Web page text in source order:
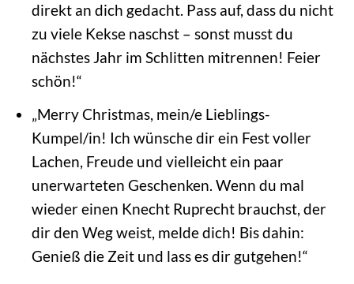
direkt an dich gedacht. Pass auf, dass du nicht
zu viele Kekse naschst – sonst musst du
nächstes Jahr im Schlitten mitrennen! Feier
schön!“
„Merry Christmas, mein/e Lieblings-
Kumpel/in! Ich wünsche dir ein Fest voller
Lachen, Freude und vielleicht ein paar
unerwarteten Geschenken. Wenn du mal
wieder einen Knecht Ruprecht brauchst, der
dir den Weg weist, melde dich! Bis dahin:
Genieß die Zeit und lass es dir gutgehen!“